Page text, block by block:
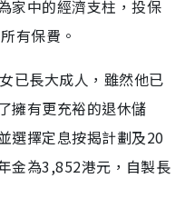
家中的經濟支柱，投保
有保費。
已長大成人，雖然他已
擁有更充裕的退休儲
選擇定息按揭計劃及20
金為3,852港元，自製長